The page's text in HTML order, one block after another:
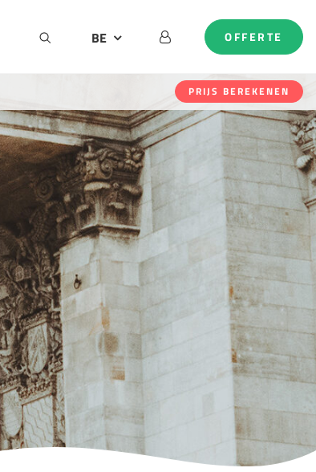
BE
NL
OFFERTE
PRIJS BEREKENEN